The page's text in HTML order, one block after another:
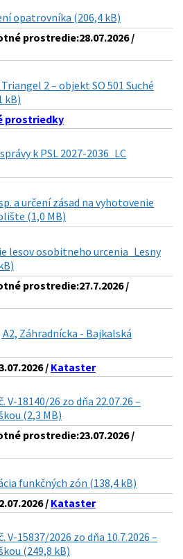
opatrovníka (206,4 kB)
prostredie:28.07.2026 /
2 – objekt SO 501 Suché
kB)
prostriedky
k PSL 2027-2036_LC
a určení zásad na vyhotovenie
(1,0 MB)
lesov osobitneho urcenia_Lesny
prostredie:27.7.2026 /
Záhradnícka - Bajkalská
/ Kataster
V-18140/26 zo dňa 22.07.26 –
(2,3 MB)
prostredie:23.07.2026 /
funkčných zón (138,4 kB)
/ Kataster
V-15837/2026 zo dňa 10.7.2026 –
(249,8 kB)